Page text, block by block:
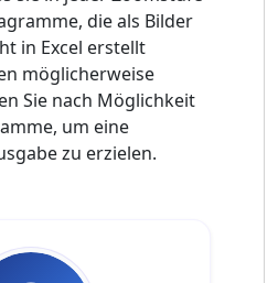
die als Bilder
in Excel erstellt
möglicherweise
Sie nach Möglichkeit
um eine
zu erzielen.